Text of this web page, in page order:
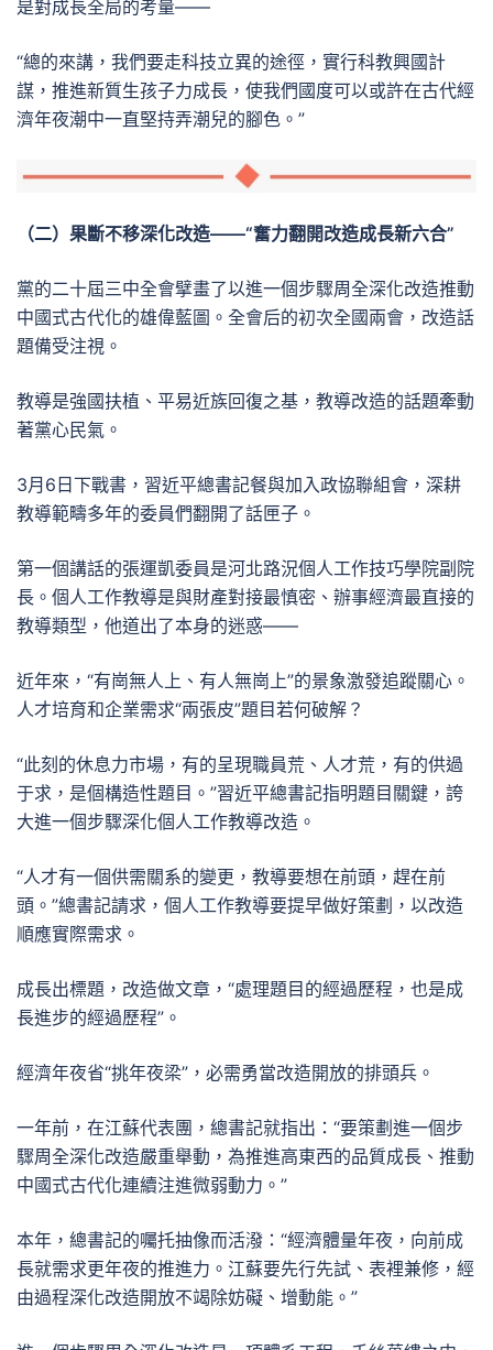
是對成長全局的考量——
“總的來講，我們要走科技立異的途徑，實行科教興國計
謀，推進新質生孩子力成長，使我們國度可以或許在古代經
濟年夜潮中一直堅持弄潮兒的腳色。”
（二）果斷不移深化改造——“奮力翻開改造成長新六合”
黨的二十屆三中全會擘畫了以進一個步驟周全深化改造推動
中國式古代化的雄偉藍圖。全會后的初次全國兩會，改造話
題備受注視。
教導是強國扶植、平易近族回復之基，教導改造的話題牽動
著黨心民氣。
3月6日下戰書，習近平總書記餐與加入政協聯組會，深耕
教導範疇多年的委員們翻開了話匣子。
第一個講話的張運凱委員是河北路況個人工作技巧學院副院
長。個人工作教導是與財產對接最慎密、辦事經濟最直接的
教導類型，他道出了本身的迷惑——
近年來，“有崗無人上、有人無崗上”的景象激發追蹤關心。
人才培育和企業需求“兩張皮”題目若何破解？
“此刻的休息力市場，有的呈現職員荒、人才荒，有的供過
于求，是個構造性題目。”習近平總書記指明題目關鍵，誇
大進一個步驟深化個人工作教導改造。
“人才有一個供需關系的變更，教導要想在前頭，趕在前
頭。”總書記請求，個人工作教導要提早做好策劃，以改造
順應實際需求。
成長出標題，改造做文章，“處理題目的經過歷程，也是成
長進步的經過歷程”。
經濟年夜省“挑年夜梁”，必需勇當改造開放的排頭兵。
一年前，在江蘇代表團，總書記就指出：“要策劃進一個步
驟周全深化改造嚴重舉動，為推進高東西的品質成長、推動
中國式古代化連續注進微弱動力。”
本年，總書記的囑托抽像而活潑：“經濟體量年夜，向前成
長就需求更年夜的推進力。江蘇要先行先試、表裡兼修，經
由過程深化改造開放不竭除妨礙、增動能。”